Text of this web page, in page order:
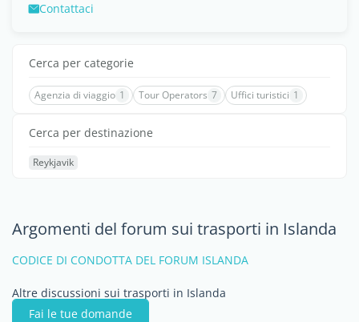
Contattaci
Cerca per categorie
Agenzia di viaggio 1 Tour Operators 7 Uffici turistici 1
Cerca per destinazione
Reykjavik
Argomenti del forum sui trasporti in Islanda
CODICE DI CONDOTTA DEL FORUM ISLANDA
Altre discussioni sui trasporti in Islanda
Fai le tue domande